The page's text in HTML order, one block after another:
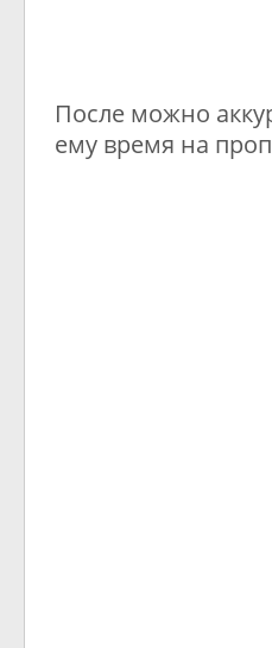
После можно
ему время на